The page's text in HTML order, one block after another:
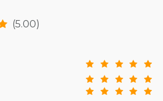
(5.00)